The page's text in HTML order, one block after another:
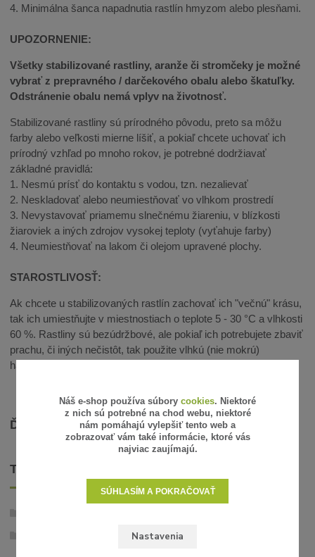
4. Minimálna šanca napadnutia rastlín hmyzom alebo plesňami.
UPOZORNENIE:
Všetky stabilizované rastliny, aranže či stromčeky je možné
vybrať z prepravného / darčekového obalu alebo škatuľky.
Odstránenie obalu nemá vplyv na životnosť.
Stabilizované rastliny sú prírodného pôvodu, preto sa môžu
farby alebo veľkosti mierne líšiť, a pokiaľ chcete uchovať ich
prírodný vzhľad po mnoho rokov, je potrebné dodržiavať
základné pravidlá:
1. Nesmú prísť do kontaktu s vodou, tzn. nezalievať
2. Neskladovať alebo neumiestňovať vo vlhkom prostredí
3. Nevystavovať priamemu slnečnému žiareniu, v blízkosti
žiaroviek a iných zdrojov vysokej teploty (vyťahuje farby)
4. Neumiestňovať na lakom či olejom upravené plochy.
STAROSTLIVOSŤ:
Ak chcete u stabilizovaných rastlín zachovať ich "večnú" krásu,
tak ich umiestňujte v miestnostiach o teplote 5 - 30 °C a vlhkosti
60 %. Rastliny sú bezúdržbové, ale pokiaľ ich potrebujete zbaviť
prachu, či iných nečistôt, tak použite vlhkú (nie mokrú)
handričku alebo fén za nízke teploty.
ĎALŠIE INFORMÁCIE
TOVAR ZARADENÝ V KATEGÓRIÁCH
Náš e-shop používa súbory cookies. Niektoré
z nich sú potrebné na chod webu, niektoré
nám pomáhajú vylepšiť tento web a
zobrazovať vám také informácie, ktoré vás
najviac zaujímajú.
Nastavenia
SÚHLASÍM A POKRAČOVAŤ